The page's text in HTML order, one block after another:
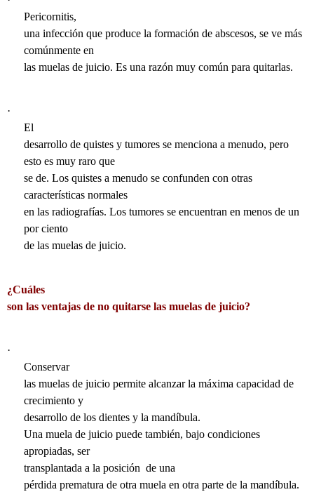
Pericornitis,
una infección que produce la formación de abscesos, se ve más
comúnmente en
las muelas de juicio. Es una razón muy común para quitarlas.
·
El
desarrollo de quistes y tumores se menciona a menudo, pero
esto es muy raro que
se de. Los quistes a menudo se confunden con otras
características normales
en las radiografías. Los tumores se encuentran en menos de un
por ciento
de las muelas de juicio.
¿Cuáles
son las ventajas de no quitarse las muelas de juicio?
·
Conservar
las muelas de juicio permite alcanzar la máxima capacidad de
crecimiento y
desarrollo de los dientes y la mandíbula.
Una muela de juicio puede también, bajo condiciones
apropiadas, ser
transplantada a la posición de una
pérdida prematura de otra muela en otra parte de la mandíbula.